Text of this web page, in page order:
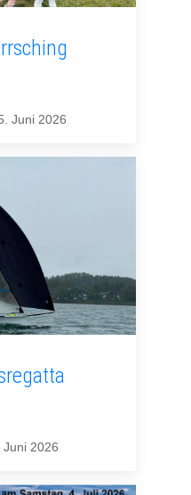
Juni 2026
Juni 2026